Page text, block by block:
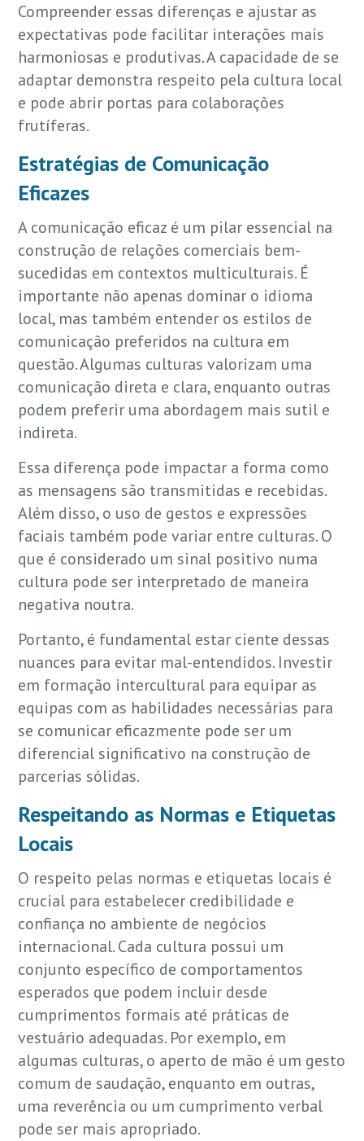
Compreender essas diferenças e ajustar as
expectativas pode facilitar interações mais
harmoniosas e produtivas. A capacidade de se
adaptar demonstra respeito pela cultura local
e pode abrir portas para colaborações
frutíferas.
Estratégias de Comunicação
Eficazes
A comunicação eficaz é um pilar essencial na
construção de relações comerciais bem-
sucedidas em contextos multiculturais. É
importante não apenas dominar o idioma
local, mas também entender os estilos de
comunicação preferidos na cultura em
questão. Algumas culturas valorizam uma
comunicação direta e clara, enquanto outras
podem preferir uma abordagem mais sutil e
indireta.
Essa diferença pode impactar a forma como
as mensagens são transmitidas e recebidas.
Além disso, o uso de gestos e expressões
faciais também pode variar entre culturas. O
que é considerado um sinal positivo numa
cultura pode ser interpretado de maneira
negativa noutra.
Portanto, é fundamental estar ciente dessas
nuances para evitar mal-entendidos. Investir
em formação intercultural para equipar as
equipas com as habilidades necessárias para
se comunicar eficazmente pode ser um
diferencial significativo na construção de
parcerias sólidas.
Respeitando as Normas e Etiquetas
Locais
O respeito pelas normas e etiquetas locais é
crucial para estabelecer credibilidade e
confiança no ambiente de negócios
internacional. Cada cultura possui um
conjunto específico de comportamentos
esperados que podem incluir desde
cumprimentos formais até práticas de
vestuário adequadas. Por exemplo, em
algumas culturas, o aperto de mão é um gesto
comum de saudação, enquanto em outras,
uma reverência ou um cumprimento verbal
pode ser mais apropriado.